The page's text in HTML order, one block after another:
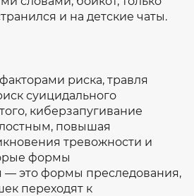
и на детские чаты.
риска, травля
суицидального
киберзапугивание
повышая
тревожности и
формы
— это формы преследования,
переходят к